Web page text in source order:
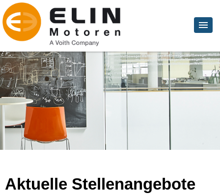
Aktuelle Stellenangebote